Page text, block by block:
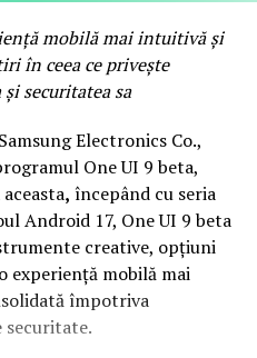
mobilă mai intuitivă și
în ceea ce privește
securitatea sa
Samsung Electronics Co.,
One UI 9 beta,
, începând cu seria
Android 17, One UI 9 beta
creative, opțiuni
experiență mobilă mai
împotriva